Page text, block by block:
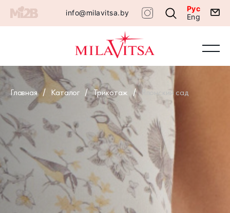
info@milavitsa.by
Рус
Eng
Главная Каталог Трикотаж Японский сад